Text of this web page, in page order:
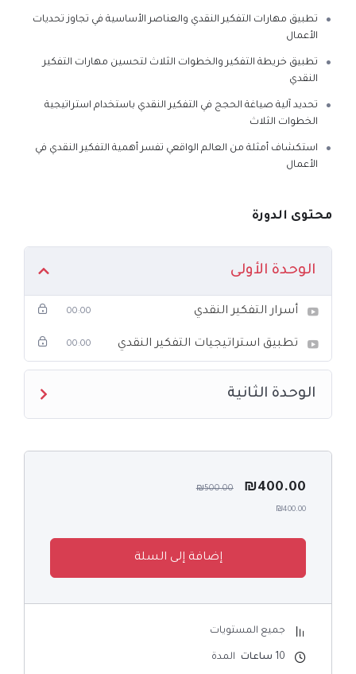
تطبيق مهارات التفكير النقدي والعناصر الأساسية في تجاوز تحديات
الأعمال
تطبيق خريطة التفكير والخطوات الثلاث لتحسين مهارات التفكير
النقدي
تحديد آلية صياغة الحجج في التفكير النقدي باستخدام استراتيجية
الخطوات الثلاث
استكشاف أمثلة من العالم الواقعي تفسر أهمية التفكير النقدي في
الأعمال
محتوى الدورة
الوحدة الأولى
أسرار التفكير النقدي 00:00
تطبيق استراتيجيات التفكير النقدي 00:00
الوحدة الثانية
₪400.00
₪500.00
₪400.00
إضافة إلى السلة
جميع المستويات
10 ساعات المدة